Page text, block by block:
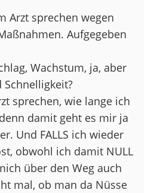
Arzt sprechen wegen
Aufgegeben
Wachstum, ja, aber
Schnelligkeit?
sprechen, wie lange ich
damit geht es mir ja
Und FALLS ich wieder
obwohl ich damit NULL
über den Weg auch
mal, ob man da Nüsse